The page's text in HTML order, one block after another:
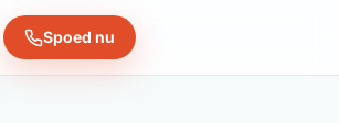
Spoed nu